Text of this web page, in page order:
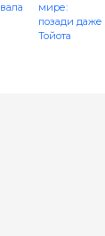
мире:
позади даже
Тойота